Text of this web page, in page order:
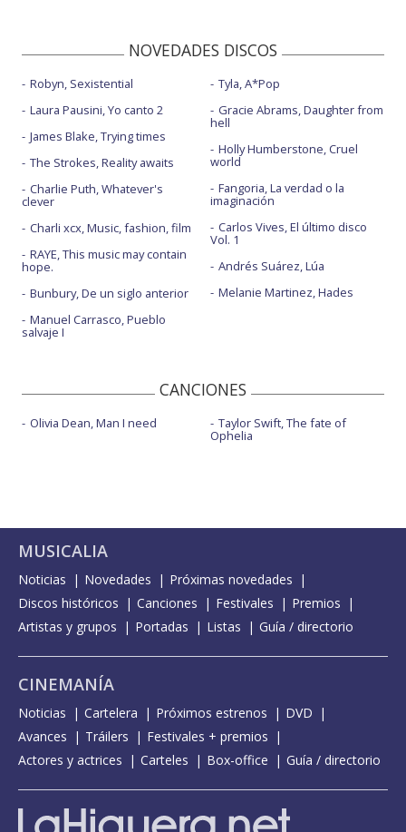
NOVEDADES DISCOS
Robyn, Sexistential
Laura Pausini, Yo canto 2
James Blake, Trying times
The Strokes, Reality awaits
Charlie Puth, Whatever's
clever
Charli xcx, Music, fashion, film
RAYE, This music may contain
hope.
Bunbury, De un siglo anterior
Manuel Carrasco, Pueblo
salvaje I
Tyla, A*Pop
Gracie Abrams, Daughter from
hell
Holly Humberstone, Cruel
world
Fangoria, La verdad o la
imaginación
Carlos Vives, El último disco
Vol. 1
Andrés Suárez, Lúa
Melanie Martinez, Hades
CANCIONES
Olivia Dean, Man I need Taylor Swift, The fate of
Ophelia
MUSICALIA
Noticias Novedades
Próximas novedades
Discos históricos
Canciones Festivales
Premios
Artistas y grupos
Portadas Listas Guía / directorio
CINEMANÍA
Noticias Cartelera Próximos estrenos
DVD
Avances
Tráilers
Festivales + premios
Actores y actrices
Carteles Box-office Guía / directorio